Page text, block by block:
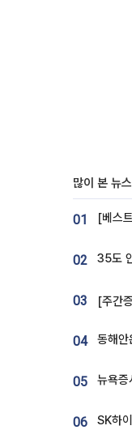
많이 본 뉴스
01
02
03
04
05
06